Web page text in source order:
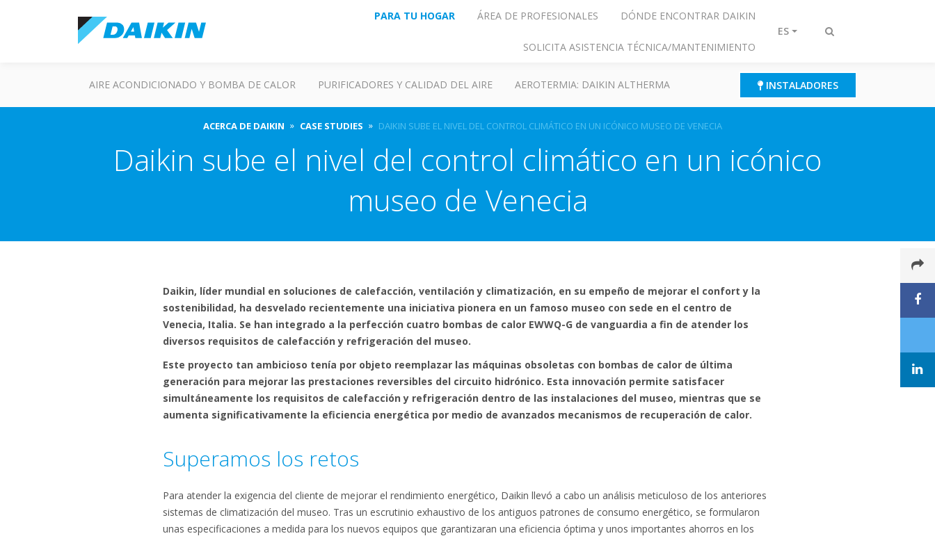
Alternar
PARA TU HOGAR ÁREA DE PROFESIONALES DÓNDE ENCONTRAR DAIKIN
SOLICITA ASISTENCIA TÉCNICA/MANTENIMIENTO
ES
AIRE ACONDICIONADO Y BOMBA DE CALOR PURIFICADORES Y CALIDAD DEL AIRE AEROTERMIA: DAIKIN ALTHERMA INSTALADORES
ACERCA DE DAIKIN CASE STUDIES DAIKIN SUBE EL NIVEL DEL CONTROL CLIMÁTICO EN UN ICÓNICO MUSEO DE VENECIA
Daikin sube el nivel del control climático en un icónico
museo de Venecia
Daikin, líder mundial en soluciones de calefacción, ventilación y climatización, en su empeño de mejorar el confort y la
sostenibilidad, ha desvelado recientemente una iniciativa pionera en un famoso museo con sede en el centro de
Venecia, Italia. Se han integrado a la perfección cuatro bombas de calor EWWQ-G de vanguardia a fin de atender los
diversos requisitos de calefacción y refrigeración del museo.
Este proyecto tan ambicioso tenía por objeto reemplazar las máquinas obsoletas con bombas de calor de última
generación para mejorar las prestaciones reversibles del circuito hidrónico. Esta innovación permite satisfacer
simultáneamente los requisitos de calefacción y refrigeración dentro de las instalaciones del museo, mientras que se
aumenta significativamente la eficiencia energética por medio de avanzados mecanismos de recuperación de calor.
Superamos los retos
Para atender la exigencia del cliente de mejorar el rendimiento energético, Daikin llevó a cabo un análisis meticuloso de los anteriores
sistemas de climatización del museo. Tras un escrutinio exhaustivo de los antiguos patrones de consumo energético, se formularon
unas especificaciones a medida para los nuevos equipos que garantizaran una eficiencia óptima y unos importantes ahorros en los